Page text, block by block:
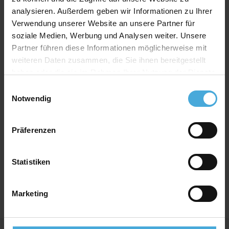
analysieren. Außerdem geben wir Informationen zu Ihrer
Verwendung unserer Website an unsere Partner für
soziale Medien, Werbung und Analysen weiter. Unsere
Partner führen diese Informationen möglicherweise mit
weiteren Daten zusammen, die Sie ihnen bereitgestellt
Notwendig
Präferenzen
Statistiken
Marketing
Produkt Spezifikationen
Print:FineArt Giclée Digitaldruck auf EYEfine®
baryt
Bilderrahmen Material: Massives MDF Holz mit
Premium Ummantelung
montierten Wechselklammern
Aufhänger: